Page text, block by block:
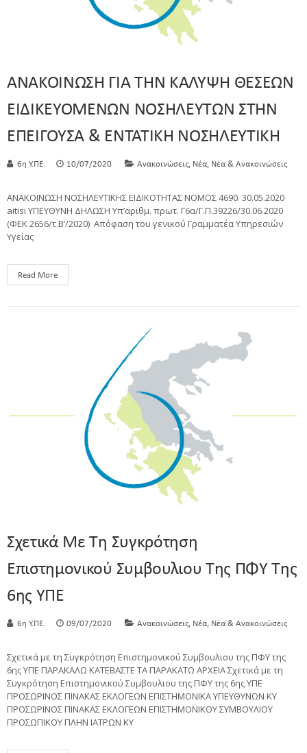
ΑΝΑΚΟΙΝΩΣΗ ΓΙΑ ΤΗΝ ΚΑΛΥΨΗ ΘΕΣΕΩΝ
ΕΙΔΙΚΕΥΟΜΕΝΩΝ ΝΟΣΗΛΕΥΤΩΝ ΣΤΗΝ
ΕΠΕΙΓΟΥΣΑ & ΕΝΤΑΤΙΚΗ ΝΟΣΗΛΕΥΤΙΚΗ
6η Υ.ΠΕ. 10/07/2020 Ανακοινώσεις, Νέα, Νέα & Ανακοινώσεις
ΑΝΑΚΟΙΝΩΣΗ ΝΟΣΗΛΕΥΤΙΚΗΣ ΕΙΔΙΚΟΤΗΤΑΣ ΝΟΜΟΣ 4690. 30.05.2020
aitisi ΥΠΕΥΘΥΝΗ ΔΗΛΩΣΗ Υπ’αριθμ. πρωτ. Γ6α/Γ.Π.39226/30.06.2020
(ΦΕΚ 2656/τ.Β’/2020) Απόφαση του γενικού Γραμματέα Υπηρεσιών
Υγείας
Read More
Σχετικά Με Τη Συγκρότηση
Επιστημονικού Συμβουλιου Της ΠΦΥ Της
6ης ΥΠΕ
6η Υ.ΠΕ. 09/07/2020 Ανακοινώσεις Νέα Νέα & Ανακοινώσεις
Σχετικά με τη Συγκρότηση Επιστημονικού Συμβουλιου της ΠΦΥ της
6ης ΥΠΕ ΠΑΡΑΚΑΛΩ ΚΑΤΕΒΑΣΤΕ ΤΑ ΠΑΡΑΚΑΤΩ ΑΡΧΕΙΑ Σχετικά με τη
Συγκρότηση Επιστημονικού Συμβουλιου της ΠΦΥ της 6ης ΥΠΕ
ΠΡΟΣΩΡΙΝΟΣ ΠΙΝΑΚΑΣ ΕΚΛΟΓΕΩΝ ΕΠΙΣΤΗΜΟΝΙΚΑ ΥΠΕΥΘΥΝΩΝ ΚΥ
ΠΡΟΣΩΡΙΝΟΣ ΠΙΝΑΚΑΣ ΕΚΛΟΓΕΩΝ ΕΠΙΣΤΗΜΟΝΙΚΟΥ ΣΥΜΒΟΥΛΙΟΥ
ΠΡΟΣΩΠΙΚΟΥ ΠΛΗΝ ΙΑΤΡΩΝ ΚΥ